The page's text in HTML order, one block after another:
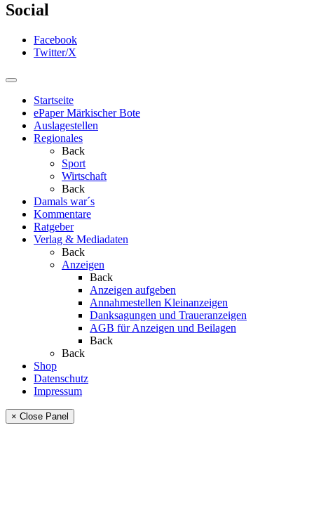
Social
Facebook
Twitter/X
Startseite
ePaper Märkischer Bote
Auslagestellen
Regionales
Back
Sport
Wirtschaft
Back
Damals war´s
Kommentare
Ratgeber
Verlag & Mediadaten
Back
Anzeigen
Back
Anzeigen aufgeben
Annahmestellen Kleinanzeigen
Danksagungen und Traueranzeigen
AGB für Anzeigen und Beilagen
Back
Back
Shop
Datenschutz
Impressum
× Close Panel